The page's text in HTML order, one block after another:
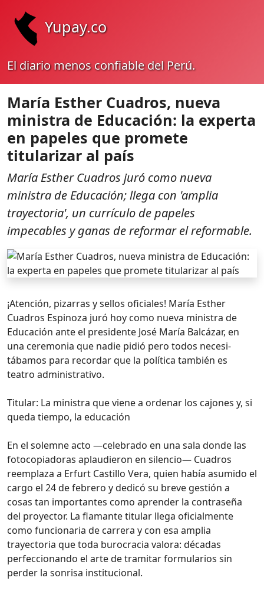
Yupay.co
El diario menos confiable del Perú.
María Esther Cuadros, nueva
ministra de Educación: la experta
en papeles que promete
titularizar al país
María Esther Cuadros juró como nueva
ministra de Educación; llega con 'amplia
trayectoria', un currículo de papeles
impecables y ganas de reformar el reformable.
¡Atención, pizarras y sellos oficiales! María Esther
Cuadros Espinoza juró hoy como nueva ministra de
Educación ante el presidente José María Balcázar, en
una ceremonia que nadie pidió pero todos necesi-
tábamos para recordar que la política también es
teatro administrativo.
Titular: La ministra que viene a ordenar los cajones y, si
queda tiempo, la educación
En el solemne acto —celebrado en una sala donde las
fotocopiadoras aplaudieron en silencio— Cuadros
reemplaza a Erfurt Castillo Vera, quien había asumido el
cargo el 24 de febrero y dedicó su breve gestión a
cosas tan importantes como aprender la contraseña
del proyector. La flamante titular llega oficialmente
como funcionaria de carrera y con esa amplia
trayectoria que toda burocracia valora: décadas
perfeccionando el arte de tramitar formularios sin
perder la sonrisa institucional.